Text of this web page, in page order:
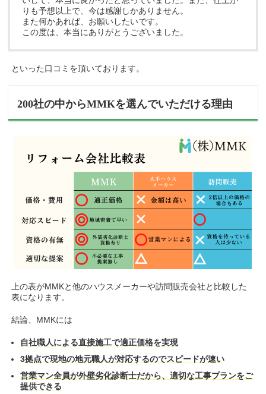
りも予想以上で、今は感謝しかありません。
また何かあれば、お願いしたいです。
この度は、本当にありがとうございました。
といった口コミを頂いております。
200社の中からMMKを選んでいただける理由
上の表がMMKと他のハウスメーカーや訪問販売会社と比較した
表になります。
結論、MMKには
自社職人による直接施工で適正価格を実現
3拠点で現地の地元職人が対応するのでスピードが速い
営業マン全員が外壁劣化診断士だから、適切な工事プランをご
提供できる